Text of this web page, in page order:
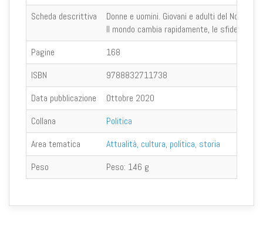
Scheda descrittiva
Donne e uomini. Giovani e adulti del Nord,
Il mondo cambia rapidamente, le sfide
Pagine
168
ISBN
9788832711738
Data pubblicazione
Ottobre 2020
Collana
Politica
Area tematica
Attualità, cultura, politica, storia
Peso
Peso: 146 g